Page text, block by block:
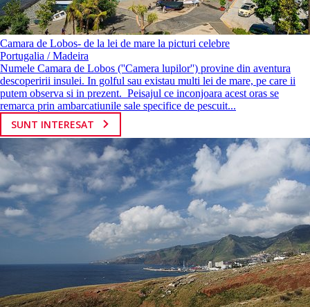
Camara de Lobos- de la lei de mare la picturi celebre
Portugalia / Madeira
Numele Camara de Lobos (''Camera lupilor'') provine din aventura
descoperirii insulei. In golful sau existau multi lei de mare, pe care ii
putem observa si in prezent. Peisajul ce inconjoara acest oras se
remarca prin ambarcatiunile sale specifice de pescuit...
SUNT INTERESAT